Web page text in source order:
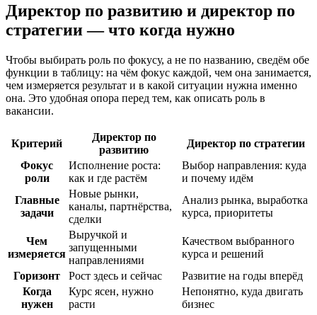
Директор по развитию и директор по
стратегии — что когда нужно
Чтобы выбирать роль по фокусу, а не по названию, сведём обе
функции в таблицу: на чём фокус каждой, чем она занимается,
чем измеряется результат и в какой ситуации нужна именно
она. Это удобная опора перед тем, как описать роль в
вакансии.
Критерий
Директор по
развитию
Директор по стратегии
Фокус
роли
Исполнение роста:
как и где растём
Выбор направления: куда
и почему идём
Главные
задачи
Новые рынки,
каналы, партнёрства,
сделки
Анализ рынка, выработка
курса, приоритеты
Чем
измеряется
Выручкой и
запущенными
направлениями
Качеством выбранного
курса и решений
Горизонт
Рост здесь и сейчас
Развитие на годы вперёд
Когда
нужен
Курс ясен, нужно
расти
Непонятно, куда двигать
бизнес